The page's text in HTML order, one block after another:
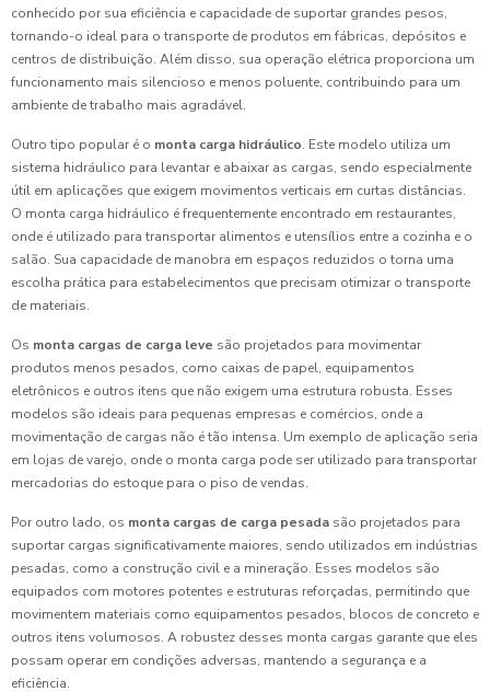
conhecido por sua eficiência e capacidade de suportar grandes pesos,
tornando-o ideal para o transporte de produtos em fábricas, depósitos e
centros de distribuição. Além disso, sua operação elétrica proporciona um
funcionamento mais silencioso e menos poluente, contribuindo para um
ambiente de trabalho mais agradável.
Outro tipo popular é o monta carga hidráulico. Este modelo utiliza um
sistema hidráulico para levantar e abaixar as cargas, sendo especialmente
útil em aplicações que exigem movimentos verticais em curtas distâncias.
O monta carga hidráulico é frequentemente encontrado em restaurantes,
onde é utilizado para transportar alimentos e utensílios entre a cozinha e o
salão. Sua capacidade de manobra em espaços reduzidos o torna uma
escolha prática para estabelecimentos que precisam otimizar o transporte
de materiais.
Os monta cargas de carga leve são projetados para movimentar
produtos menos pesados, como caixas de papel, equipamentos
eletrônicos e outros itens que não exigem uma estrutura robusta. Esses
modelos são ideais para pequenas empresas e comércios, onde a
movimentação de cargas não é tão intensa. Um exemplo de aplicação seria
em lojas de varejo, onde o monta carga pode ser utilizado para transportar
mercadorias do estoque para o piso de vendas.
Por outro lado, os monta cargas de carga pesada são projetados para
suportar cargas significativamente maiores, sendo utilizados em indústrias
pesadas, como a construção civil e a mineração. Esses modelos são
equipados com motores potentes e estruturas reforçadas, permitindo que
movimentem materiais como equipamentos pesados, blocos de concreto e
outros itens volumosos. A robustez desses monta cargas garante que eles
possam operar em condições adversas, mantendo a segurança e a
eficiência.